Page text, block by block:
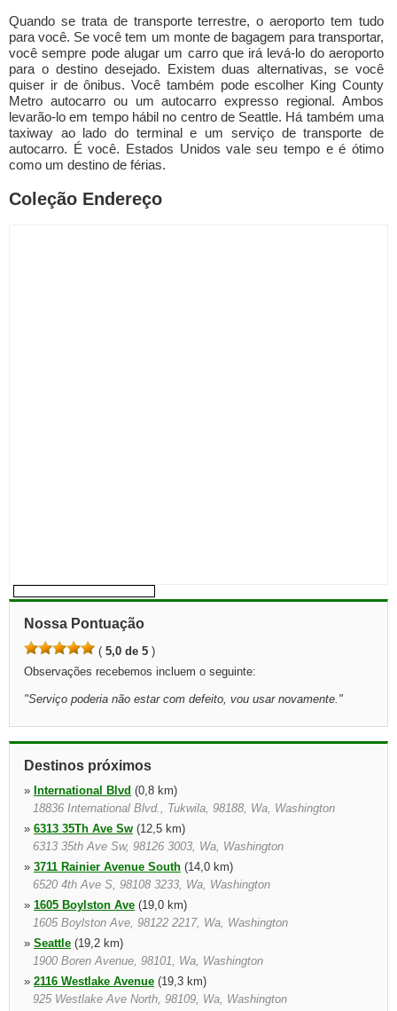
Quando se trata de transporte terrestre, o aeroporto tem tudo
para você. Se você tem um monte de bagagem para transportar,
você sempre pode alugar um carro que irá levá-lo do aeroporto
para o destino desejado. Existem duas alternativas, se você
quiser ir de ônibus. Você também pode escolher King County
Metro autocarro ou um autocarro expresso regional. Ambos
levarão-lo em tempo hábil no centro de Seattle. Há também uma
taxiway ao lado do terminal e um serviço de transporte de
autocarro. É você. Estados Unidos vale seu tempo e é ótimo
como um destino de férias.
Coleção Endereço
Nossa Pontuação
( 5,0 de 5 )
Observações recebemos incluem o seguinte:
"Serviço poderia não estar com defeito, vou usar novamente. "
Destinos próximos
» International Blvd (0,8 km)
18836 International Blvd., Tukwila, 98188, Wa, Washington
» 6313 35Th Ave Sw (12,5 km)
6313 35th Ave Sw, 98126 3003, Wa, Washington
» 3711 Rainier Avenue South (14,0 km)
6520 4th Ave S, 98108 3233, Wa, Washington
» 1605 Boylston Ave (19,0 km)
1605 Boylston Ave, 98122 2217, Wa, Washington
» Seattle (19,2 km)
1900 Boren Avenue, 98101, Wa, Washington
» 2116 Westlake Avenue (19,3 km)
925 Westlake Ave North, 98109, Wa, Washington